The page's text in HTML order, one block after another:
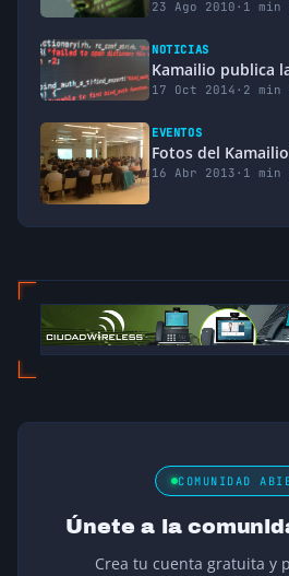
23 Ago 2010 · 1 min
NOTICIAS
Kamailio publica
17 Oct 2014 · 2 min
EVENTOS
Fotos del
16 Abr 2013 · 1 min
COMUNIDAD
Únete a la
Crea tu cuenta gratuita y